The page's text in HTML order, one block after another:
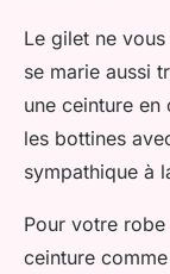
Le gilet ne
se marie aussi
une ceinture
les bottines
sympathique à
Pour votre
ceinture